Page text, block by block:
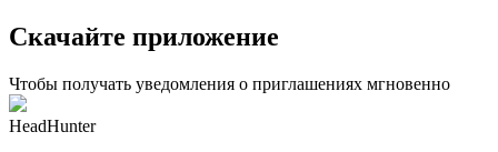
Скачайте приложение
Чтобы получать уведомления о приглашениях мгновенно
HeadHunter